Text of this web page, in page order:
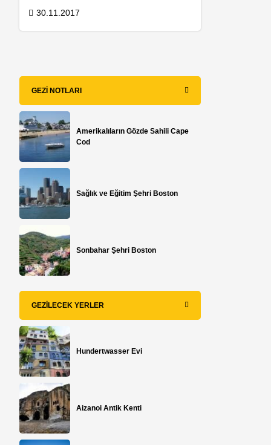
30.11.2017
GEZI NOTLARI
Amerikalıların Gözde Sahili Cape
Cod
Sağlık ve Eğitim Şehri Boston
Sonbahar Şehri Boston
GEZILECEK YERLER
Hundertwasser Evi
Aizanoi Antik Kenti